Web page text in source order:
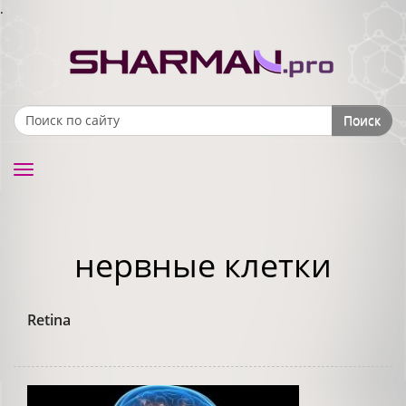
.
Search form Поиск
Toggle
нервные клетки
Retina